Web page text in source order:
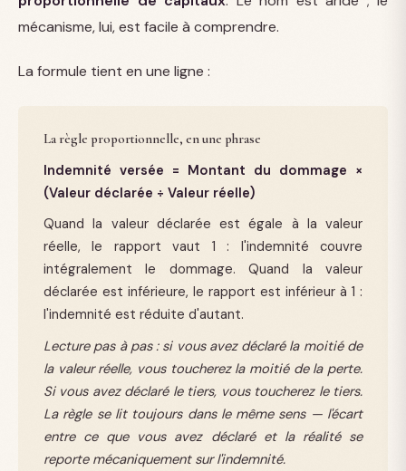
mécanisme, lui, est facile à comprendre.
La formule tient en une ligne :
La règle proportionnelle, en une phrase
Indemnité versée = Montant du dommage ×
(Valeur déclarée ÷ Valeur réelle)
Quand la valeur déclarée est égale à la valeur
réelle, le rapport vaut 1 : l'indemnité couvre
intégralement le dommage. Quand la valeur
déclarée est inférieure, le rapport est inférieur à 1 :
l'indemnité est réduite d'autant.
Lecture pas à pas : si vous avez déclaré la moitié de
la valeur réelle, vous toucherez la moitié de la perte.
Si vous avez déclaré le tiers, vous toucherez le tiers.
La règle se lit toujours dans le même sens — l'écart
entre ce que vous avez déclaré et la réalité se
reporte mécaniquement sur l'indemnité.